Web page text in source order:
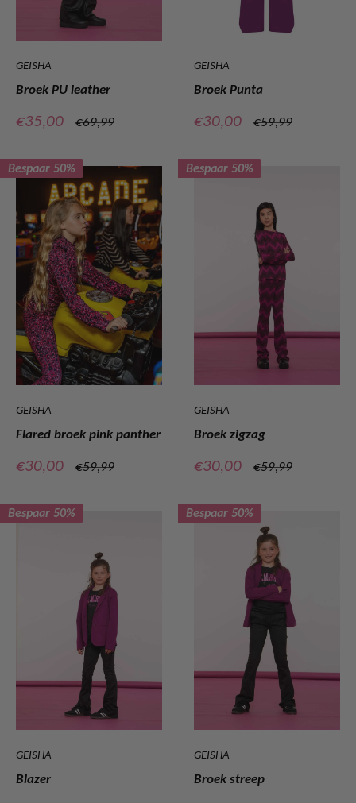
GEISHA
Broek PU leather
Verkoopprijs
€35,00
Normale
€69,99
GEISHA
Broek Punta
Verkoopprijs
€30,00
Normale
€59,99
Bespaar 50%
GEISHA
Flared broek pink panther
Verkoopprijs
€30,00
Normale
€59,99
Bespaar 50%
GEISHA
Broek zigzag
Verkoopprijs
€30,00
Normale
€59,99
Bespaar 50%
GEISHA
Blazer
Bespaar 50%
GEISHA
Broek streep